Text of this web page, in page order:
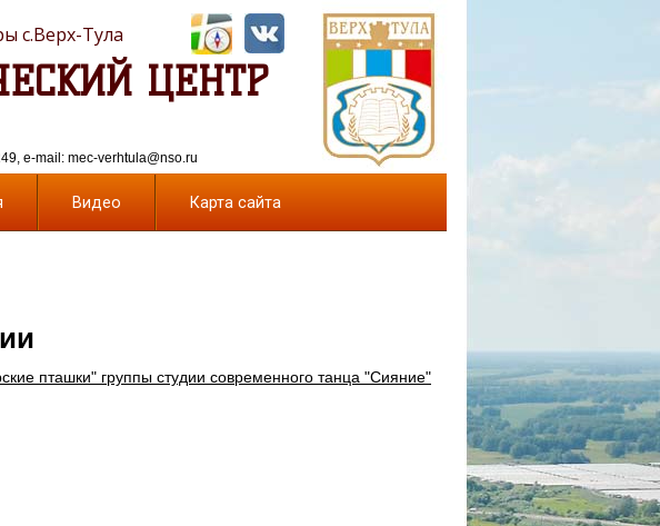
ЦЕНТР
с.Верх-Тула
e-mail: mec-verhtula@nso.ru
Видео Карта сайта
пташки" группы студии современного танца "Сияние"